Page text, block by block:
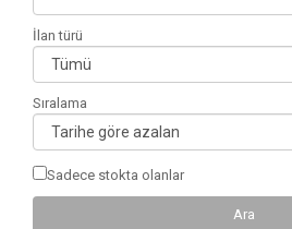
İlan türü
Sıralama
Sadece stokta olanlar